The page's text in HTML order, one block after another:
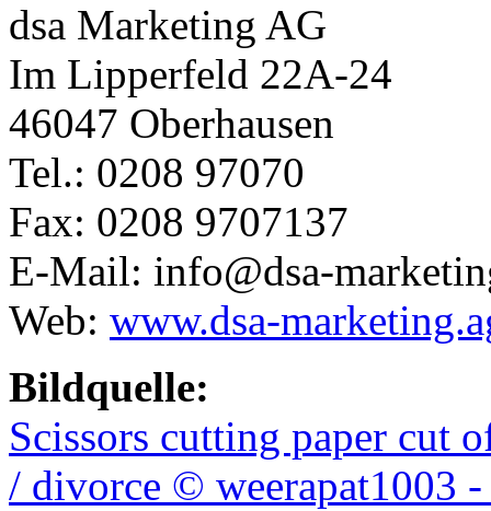
dsa Marketing AG
Im Lipperfeld 22A-24
46047 Oberhausen
Tel.: 0208 97070
Fax: 0208 9707137
E-Mail: info@dsa-
Web: www.dsa-
Bildquelle:
Scissors cutting paper cut
/ divorce © weerapat1003